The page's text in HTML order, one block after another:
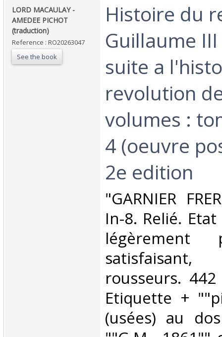
‎LORD MACAULAY -
AMEDEE PICHOT
(traduction)‎
Reference : RO20263047
See the book
‎Histoire du
Guillaume
suite a
revolution
volumes :
4 (oeuvre
2e edition‎
‎"GARNIER
In-8. Relié.
légèrement
rousseurs. 442
Etiquette +
(usées) au